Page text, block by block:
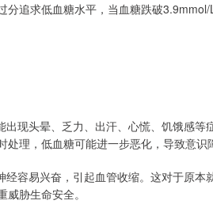
分追求低血糖水平，当血糖跌破
现头晕、乏力、出汗、心慌、饥饿感等
理，低血糖可能进一步恶化，导致意识
容易兴奋，引起血管收缩。这对于原
胁生命安全。